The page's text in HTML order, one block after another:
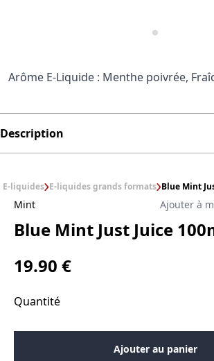
Arôme E-Liquide : Menthe poivrée,
Description
E-liquides E-liquides grands formats Blue Mint
Mint Ajouter à
Blue Mint Just Juice
19.90 €
Quantité
Ajouter au panier